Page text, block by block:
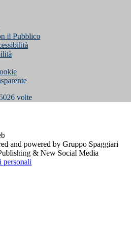
il Pubblico
5026 volte
and powered by Gruppo Spaggiari
& New Social Media
personali